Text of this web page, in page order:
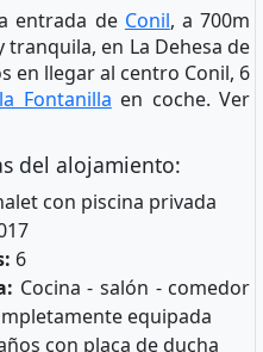
entrada de Conil, a 700m
en La Dehesa de
en llegar al centro Conil, 6
Fontanilla en coche. Ver
del alojamiento:
con piscina privada
6
Cocina - salón - comedor
equipada
con placa de ducha